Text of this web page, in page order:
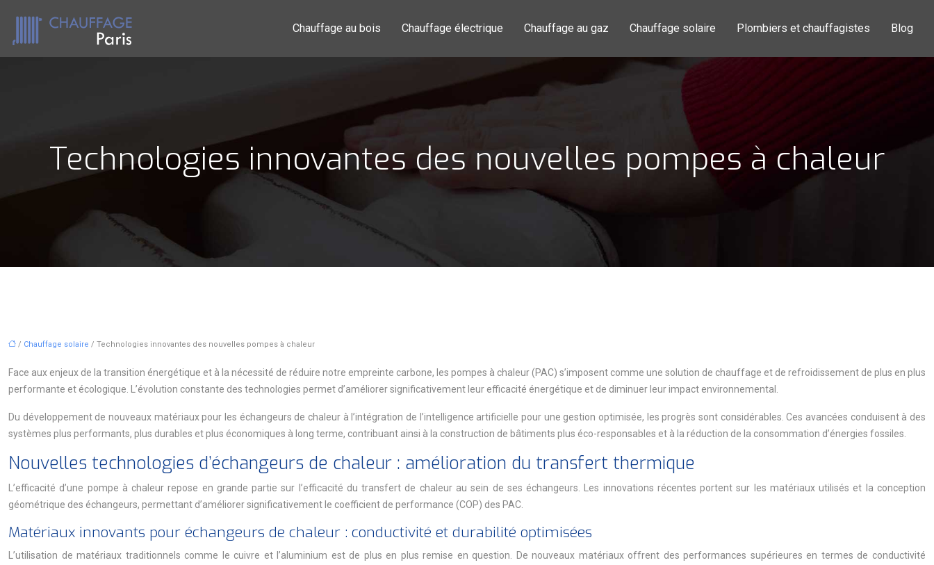
Chauffage au bois Chauffage électrique Chauffage au gaz Chauffage solaire Plombiers et chauffagistes Blog
Technologies innovantes des nouvelles pompes à chaleur
/ Chauffage solaire / Technologies innovantes des nouvelles pompes à chaleur
Face aux enjeux de la transition énergétique et à la nécessité de réduire notre empreinte carbone, les pompes à chaleur (PAC) s’imposent comme une solution de chauffage et de refroidissement de plus en plus
performante et écologique. L’évolution constante des technologies permet d’améliorer significativement leur efficacité énergétique et de diminuer leur impact environnemental.
Du développement de nouveaux matériaux pour les échangeurs de chaleur à l’intégration de l’intelligence artificielle pour une gestion optimisée, les progrès sont considérables. Ces avancées conduisent à des
systèmes plus performants, plus durables et plus économiques à long terme, contribuant ainsi à la construction de bâtiments plus éco-responsables et à la réduction de la consommation d’énergies fossiles.
Nouvelles technologies d’échangeurs de chaleur : amélioration du transfert thermique
L’efficacité d’une pompe à chaleur repose en grande partie sur l’efficacité du transfert de chaleur au sein de ses échangeurs. Les innovations récentes portent sur les matériaux utilisés et la conception
géométrique des échangeurs, permettant d’améliorer significativement le coefficient de performance (COP) des PAC.
Matériaux innovants pour échangeurs de chaleur : conductivité et durabilité optimisées
L’utilisation de matériaux traditionnels comme le cuivre et l’aluminium est de plus en plus remise en question. De nouveaux matériaux offrent des performances supérieures en termes de conductivité